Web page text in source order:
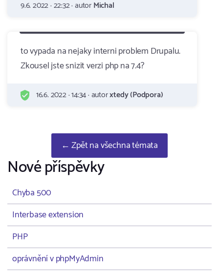
9.6. 2022 · 22:32 · autorMichal
to vypada na nejaky interni problem Drupalu.
Zkousel jste snizit verzi php na 7.4?
16.6. 2022 · 14:34 · autorxtedy (Podpora)
← Zpět na všechna témata
Nové příspěvky
Chyba 500
Interbase extension
PHP
oprávnění v phpMyAdmin